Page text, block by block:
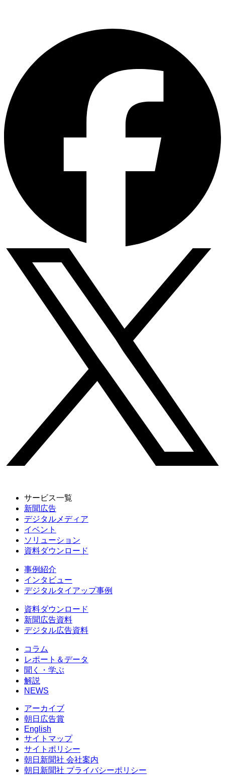
サービス一覧
新聞広告
デジタルメディア
イベント
ソリューション
資料ダウンロード
事例紹介
インタビュー
デジタルタイアップ事例
資料ダウンロード
新聞広告資料
デジタル広告資料
コラム
レポート＆データ
聞く・学ぶ
解説
NEWS
アーカイブ
朝日広告賞
English
サイトマップ
サイトポリシー
朝日新聞社 会社案内
朝日新聞社 プライバシーポリシー